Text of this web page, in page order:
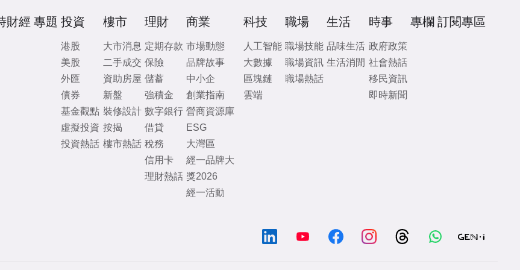
財經 專題 投資
港股
美股
外匯
債券
基金觀點
虛擬投資
投資熱話
樓市
大市消息
二手成交
資助房屋
新盤
裝修設計
按揭
樓市熱話
理財
定期存款
保險
儲蓄
強積金
數字銀行
借貸
稅務
信用卡
理財熱話
商業
市場動態
品牌故事
中小企
創業指南
營商資源庫
ESG
大灣區
經一品牌大
獎2026
經一活動
科技
人工智能
大數據
區塊鏈
雲端
職場
職場技能
職場資訊
職場熱話
生活
品味生活
生活消閒
時事
政府政策
社會熱話
移民資訊
即時新聞
專欄 訂閱專區